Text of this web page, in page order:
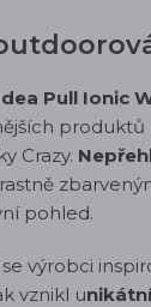
Pull Ionic
produktů
Crazy.
pohled.
výrobci
vznikl u